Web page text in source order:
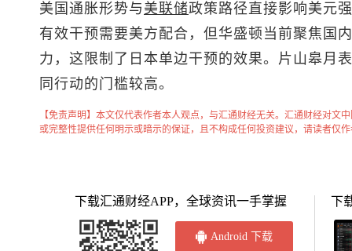
美国通胀形势与 美联储政策路径直接影响美元
有效干预需要美方配合，但华盛顿当前聚焦国
力，这限制了日本单边干预的效果。片山皋月
同行动的门槛较高。
【免责声明】本文仅代表作者本人观点，与汇通财经无关。汇通财经对文
或完整性提供任何明示或暗示的保证，且不构成任何投资建议，请读者仅
下载汇通财经APP，全球资讯一手掌握
Android 下载
下